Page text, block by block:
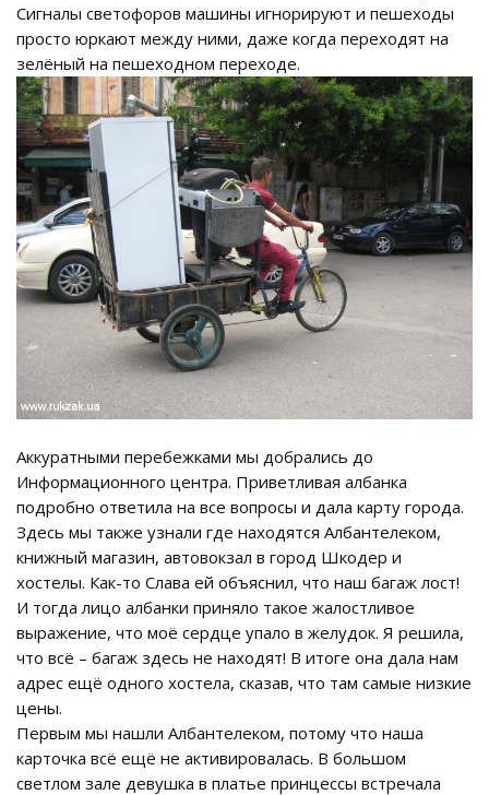
Сигналы светофоров машины игнорируют и пешеходы
просто юркают между ними, даже когда переходят на
зелёный на пешеходном переходе.
Аккуратными перебежками мы добрались до
Информационного центра. Приветливая албанка
подробно ответила на все вопросы и дала карту города.
Здесь мы также узнали где находятся Албантелеком,
книжный магазин, автовокзал в город Шкодер и
хостелы. Как-то Слава ей объяснил, что наш багаж лост!
И тогда лицо албанки приняло такое жалостливое
выражение, что моё сердце упало в желудок. Я решила,
что всё – багаж здесь не находят! В итоге она дала нам
адрес ещё одного хостела, сказав, что там самые низкие
цены.
Первым мы нашли Албантелеком, потому что наша
карточка всё ещё не активировалась. В большом
светлом зале девушка в платье принцессы встречала